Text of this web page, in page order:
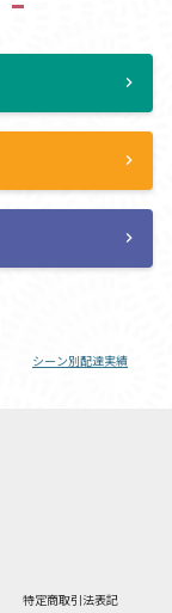
chevron_right
chevron_right
chevron_right
シーン別配達実績
特定商取引法表記